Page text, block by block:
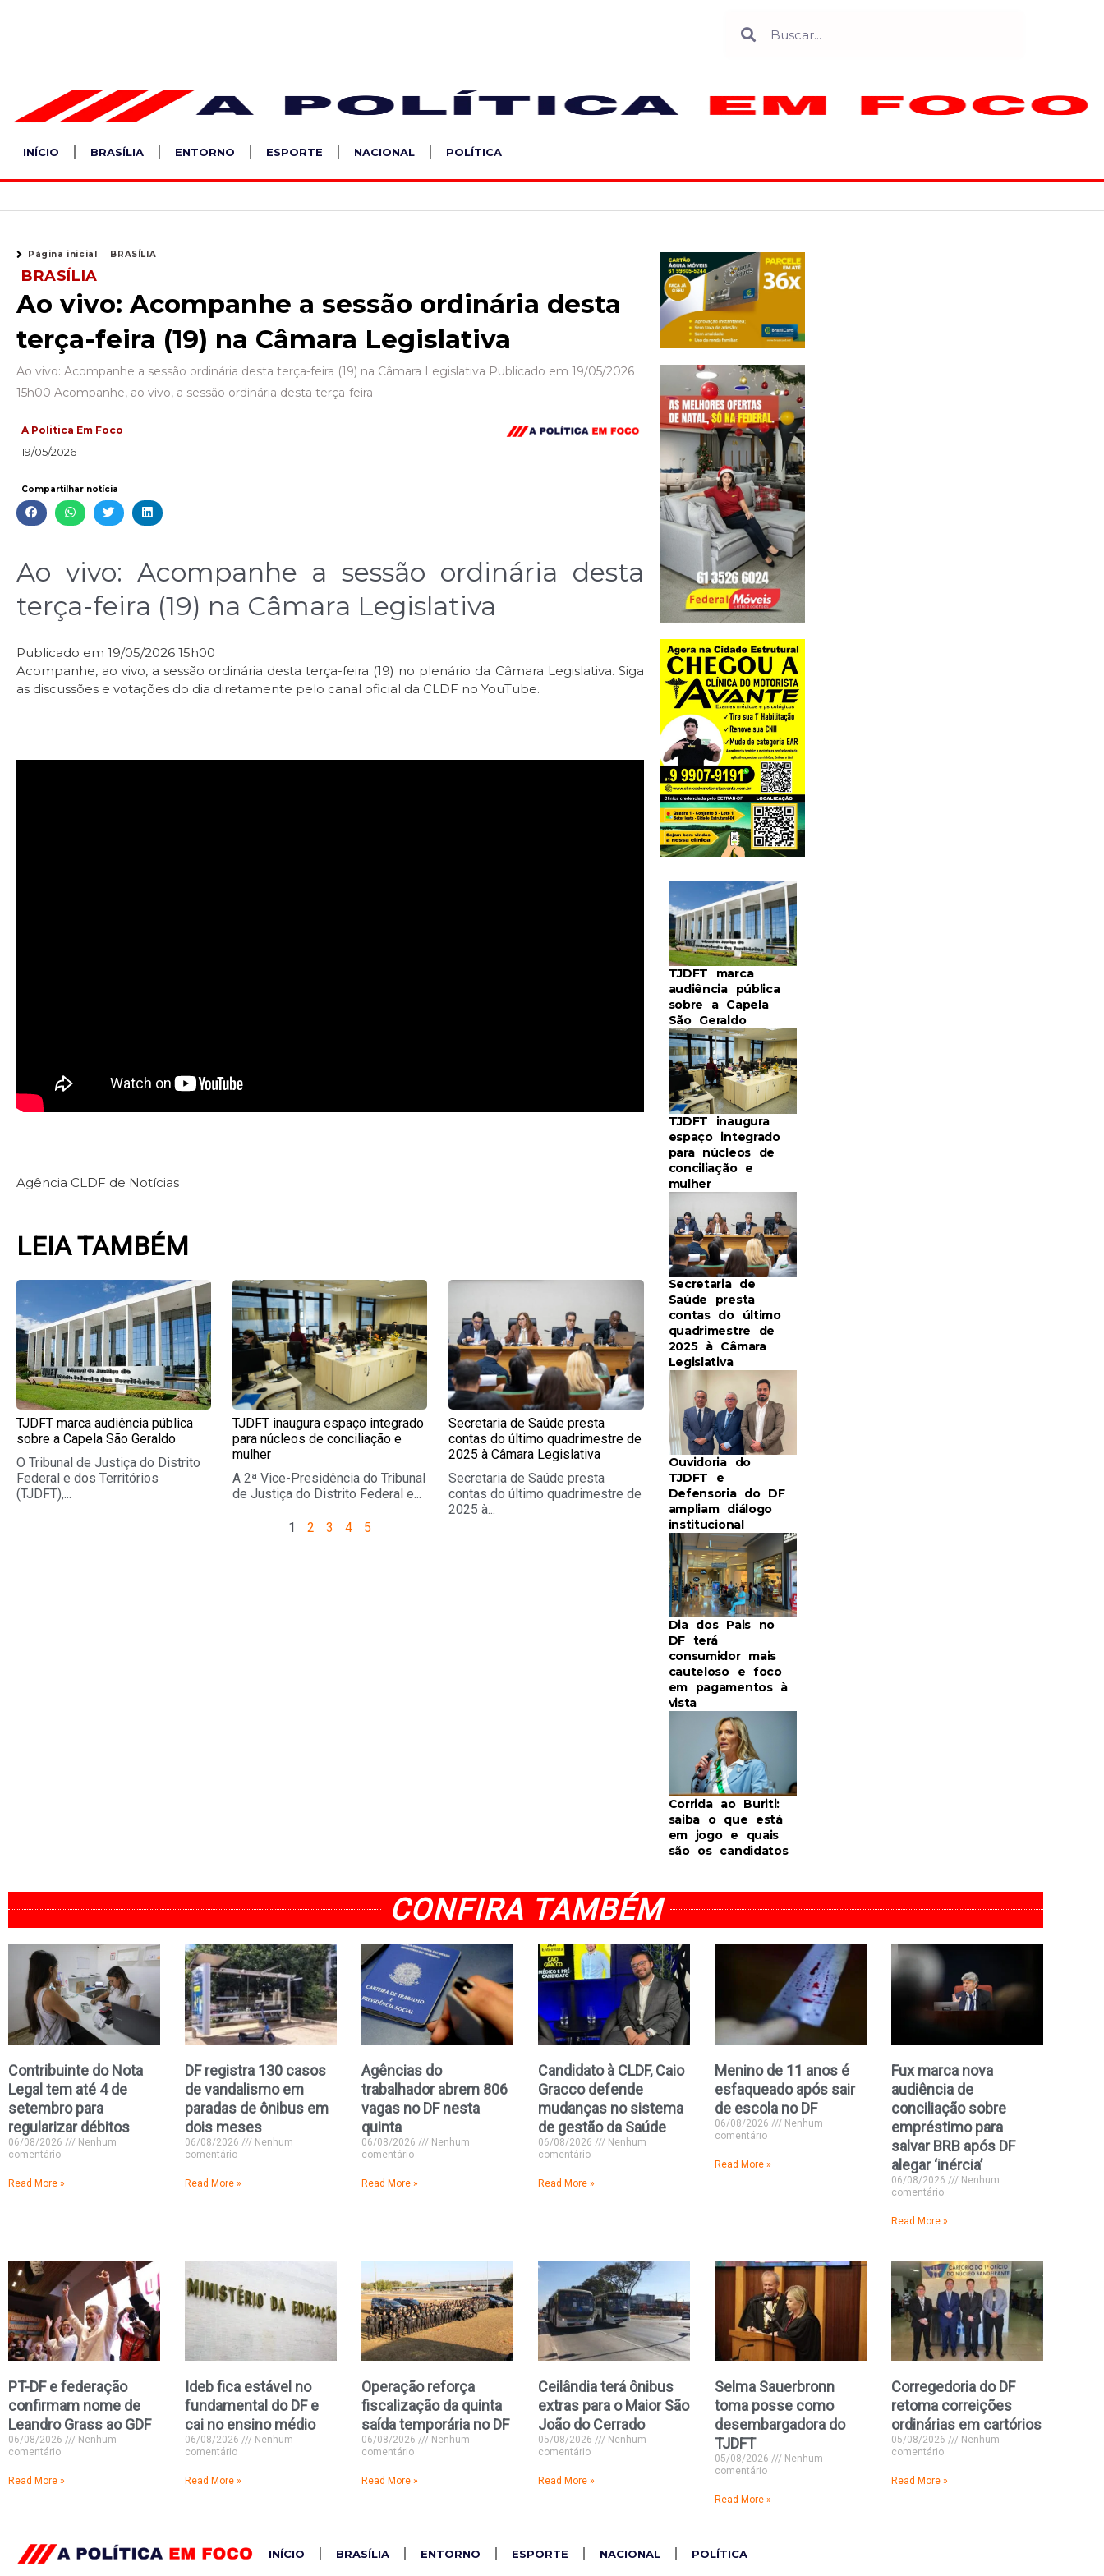
INÍCIO BRASÍLIA ENTORNO ESPORTE NACIONAL POLÍTICA
Página inicial BRASÍLIA
BRASÍLIA
Ao vivo: Acompanhe a sessão ordinária desta
terça-feira (19) na Câmara Legislativa
Ao vivo: Acompanhe a sessão ordinária desta terça-feira (19) na Câmara Legislativa Publicado em 19/05/2026
15h00 Acompanhe, ao vivo, a sessão ordinária desta terça-feira
A Politica Em Foco
19/05/2026
Compartilhar notícia
Ao vivo: Acompanhe a sessão ordinária desta
terça-feira (19) na Câmara Legislativa
Publicado em 19/05/2026 15h00
Acompanhe, ao vivo, a sessão ordinária desta terça-feira (19) no plenário da Câmara Legislativa. Siga
as discussões e votações do dia diretamente pelo canal oficial da CLDF no YouTube.
Agência CLDF de Notícias
LEIA TAMBÉM
TJDFT marca audiência pública
sobre a Capela São Geraldo
O Tribunal de Justiça do Distrito
Federal e dos Territórios
(TJDFT),...
TJDFT inaugura espaço integrado
para núcleos de conciliação e
mulher
A 2ª Vice-Presidência do Tribunal
de Justiça do Distrito Federal e...
Secretaria de Saúde presta
contas do último quadrimestre de
2025 à Câmara Legislativa
Secretaria de Saúde presta
contas do último quadrimestre de
2025 à...
Page
1
Page
2
Page
3
Page
4
Page
5
TJDFT marca
audiência pública
sobre a Capela
São Geraldo
TJDFT inaugura
espaço integrado
para núcleos de
conciliação e
mulher
Secretaria de
Saúde presta
contas do último
quadrimestre de
2025 à Câmara
Legislativa
Ouvidoria do
TJDFT e
Defensoria do DF
ampliam diálogo
institucional
Dia dos Pais no
DF terá
consumidor mais
cauteloso e foco
em pagamentos à
vista
Corrida ao Buriti:
saiba o que está
em jogo e quais
são os candidatos
CONFIRA TAMBÉM
Contribuinte do Nota
Legal tem até 4 de
setembro para
regularizar débitos
06/08/2026
Nenhum
comentário
Read More »
DF registra 130 casos
de vandalismo em
paradas de ônibus em
dois meses
06/08/2026
Nenhum
comentário
Read More »
Agências do
trabalhador abrem 806
vagas no DF nesta
quinta
06/08/2026
Nenhum
comentário
Read More »
Candidato à CLDF, Caio
Gracco defende
mudanças no sistema
de gestão da Saúde
06/08/2026
Nenhum
comentário
Read More »
Menino de 11 anos é
esfaqueado após sair
de escola no DF
06/08/2026
Nenhum
comentário
Read More »
Fux marca nova
audiência de
conciliação sobre
empréstimo para
salvar BRB após DF
alegar ‘inércia’
06/08/2026
Nenhum
comentário
Read More »
PT-DF e federação
confirmam nome de
Leandro Grass ao GDF
06/08/2026
Nenhum
comentário
Read More »
Ideb fica estável no
fundamental do DF e
cai no ensino médio
06/08/2026
Nenhum
comentário
Read More »
Operação reforça
fiscalização da quinta
saída temporária no DF
06/08/2026
Nenhum
comentário
Read More »
Ceilândia terá ônibus
extras para o Maior São
João do Cerrado
05/08/2026
Nenhum
comentário
Read More »
Selma Sauerbronn
toma posse como
desembargadora do
TJDFT
05/08/2026
Nenhum
comentário
Read More »
Corregedoria do DF
retoma correições
ordinárias em cartórios
05/08/2026
Nenhum
comentário
Read More »
INÍCIO BRASÍLIA ENTORNO ESPORTE NACIONAL POLÍTICA